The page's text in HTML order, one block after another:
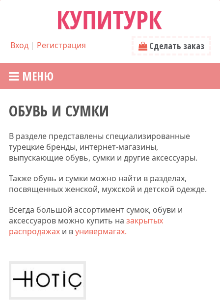
Вход| Регистрация Сделать заказ
МЕНЮ
ОБУВЬ И СУМКИ
В разделе представлены специализированные
турецкие бренды, интернет-магазины,
выпускающие обувь, сумки и другие аксессуары.
Также обувь и сумки можно найти в разделах,
посвященных женской, мужской и детской одежде.
Всегда большой ассортимент сумок, обуви и
аксессуаров можно купить на закрытых
распродажахи вунивермагах.